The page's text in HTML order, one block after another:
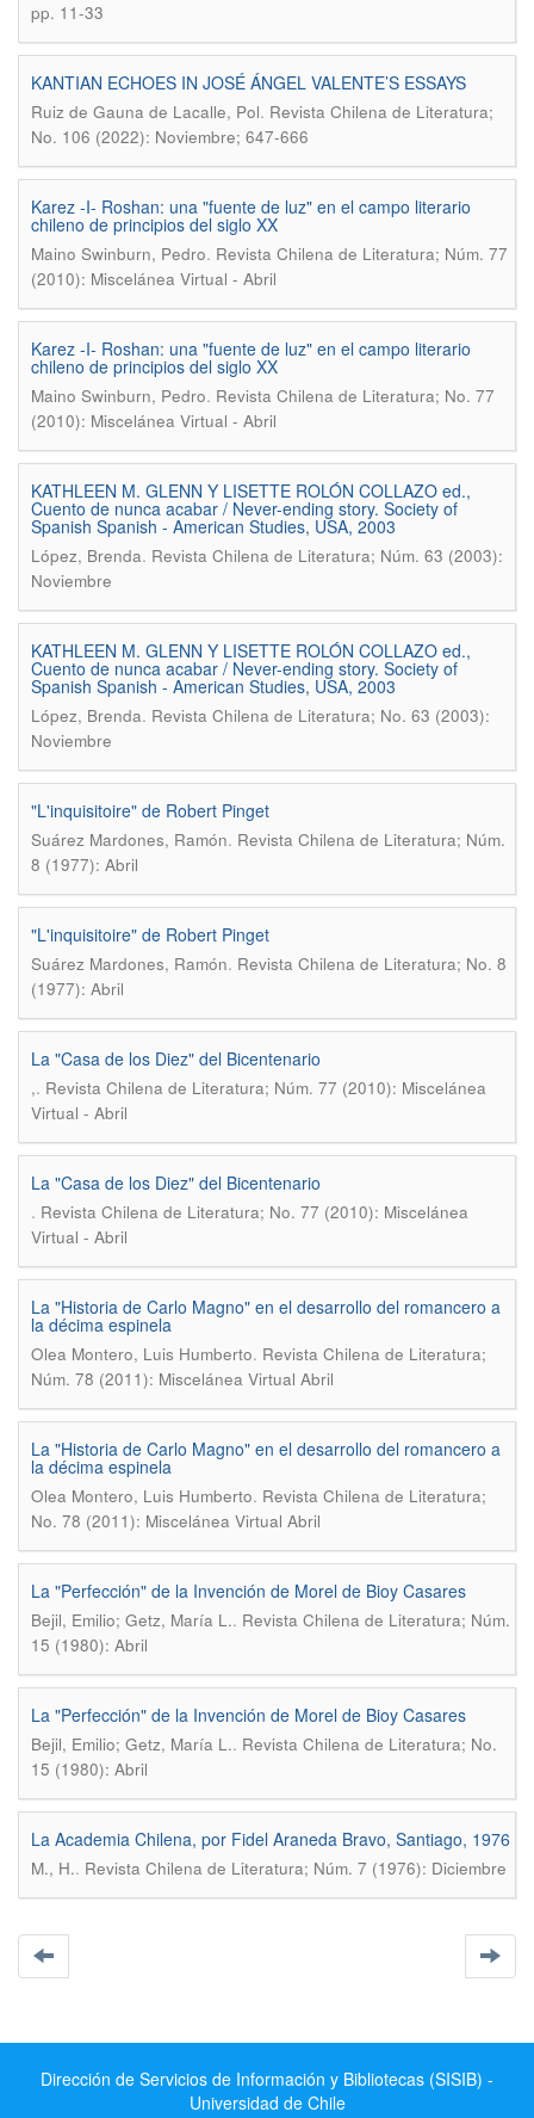
pp. 11-33
KANTIAN ECHOES IN JOSÉ ÁNGEL VALENTE’S ESSAYS
Ruiz de Gauna de Lacalle, Pol. Revista Chilena de Literatura;
No. 106 (2022): Noviembre; 647-666
Karez -I- Roshan: una "fuente de luz" en el campo literario
chileno de principios del siglo XX
Maino Swinburn, Pedro. Revista Chilena de Literatura; Núm. 77
(2010): Miscelánea Virtual - Abril
Karez -I- Roshan: una "fuente de luz" en el campo literario
chileno de principios del siglo XX
Maino Swinburn, Pedro. Revista Chilena de Literatura; No. 77
(2010): Miscelánea Virtual - Abril
KATHLEEN M. GLENN Y LISETTE ROLÓN COLLAZO ed.,
Cuento de nunca acabar / Never-ending story. Society of
Spanish Spanish - American Studies, USA, 2003
López, Brenda. Revista Chilena de Literatura; Núm. 63 (2003):
Noviembre
KATHLEEN M. GLENN Y LISETTE ROLÓN COLLAZO ed.,
Cuento de nunca acabar / Never-ending story. Society of
Spanish Spanish - American Studies, USA, 2003
López, Brenda. Revista Chilena de Literatura; No. 63 (2003):
Noviembre
"L'inquisitoire" de Robert Pinget
Suárez Mardones, Ramón. Revista Chilena de Literatura; Núm.
8 (1977): Abril
"L'inquisitoire" de Robert Pinget
Suárez Mardones, Ramón. Revista Chilena de Literatura; No. 8
(1977): Abril
La "Casa de los Diez" del Bicentenario
,. Revista Chilena de Literatura; Núm. 77 (2010): Miscelánea
Virtual - Abril
La "Casa de los Diez" del Bicentenario
. Revista Chilena de Literatura; No. 77 (2010): Miscelánea
Virtual - Abril
La "Historia de Carlo Magno" en el desarrollo del romancero a
la décima espinela
Olea Montero, Luis Humberto. Revista Chilena de Literatura;
Núm. 78 (2011): Miscelánea Virtual Abril
La "Historia de Carlo Magno" en el desarrollo del romancero a
la décima espinela
Olea Montero, Luis Humberto. Revista Chilena de Literatura;
No. 78 (2011): Miscelánea Virtual Abril
La "Perfección" de la Invención de Morel de Bioy Casares
Bejil, Emilio; Getz, María L.. Revista Chilena de Literatura; Núm.
15 (1980): Abril
La "Perfección" de la Invención de Morel de Bioy Casares
Bejil, Emilio; Getz, María L.. Revista Chilena de Literatura; No.
15 (1980): Abril
La Academia Chilena, por Fidel Araneda Bravo, Santiago, 1976
M., H.. Revista Chilena de Literatura; Núm. 7 (1976): Diciembre
Dirección de Servicios de Información y Bibliotecas (SISIB) -
Universidad de Chile